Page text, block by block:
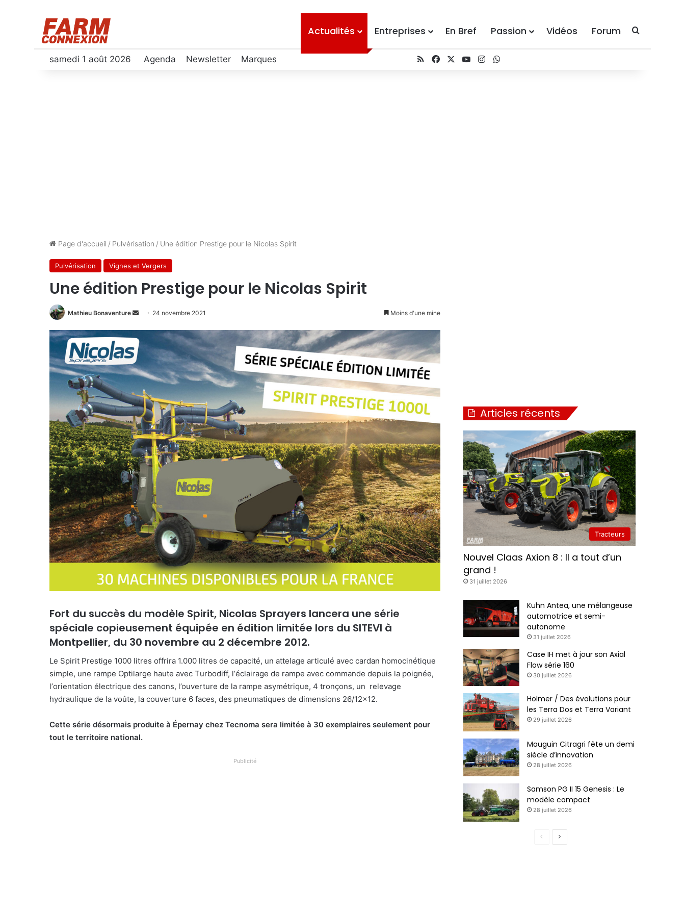
Actualités Entreprises En Bref Passion Vidéos Forum Recherche
samedi 1 août 2026 Agenda Newsletter Marques RSSFacebookYouTubeInstagram
Page d'accueil / Pulvérisation / Une édition Prestige pour le Nicolas Spirit
Pulvérisation Vignes et Vergers
Une édition Prestige pour le Nicolas Spirit
Mathieu Bonaventure
Envoyer24 novembre 2021 Moins d'une mine
Fort du succès du modèle Spirit, Nicolas Sprayers lancera une série
spéciale copieusement équipée en édition limitée lors du SITEVI à
Montpellier, du 30 novembre au 2 décembre 2012.
Le Spirit Prestige 1000 litres offrira 1.000 litres de capacité, un attelage articulé avec cardan homocinétique
simple, une rampe Optilarge haute avec Turbodiff, l’éclairage de rampe avec commande depuis la poignée,
l’orientation électrique des canons, l’ouverture de la rampe asymétrique, 4 tronçons, un relevage
hydraulique de la voûte, la couverture 6 faces, des pneumatiques de dimensions 26/12×12.
Cette série désormais produite à Épernay chez Tecnoma sera limitée à 30 exemplaires seulement pour
tout le territoire national.
Publicité
Articles récents
Tracteurs
Nouvel Claas Axion 8 : Il a tout d’un
grand !
31 juillet 2026
Kuhn Antea, une mélangeuse
automotrice et semi-
autonome
31 juillet 2026
Case IH met à jour son Axial
Flow série 160
30 juillet 2026
Holmer / Des évolutions pour
les Terra Dos et Terra Variant
29 juillet 2026
Mauguin Citragri fête un demi
siècle d’innovation
28 juillet 2026
Samson PG II 15 Genesis : Le
modèle compact
28 juillet 2026
Page